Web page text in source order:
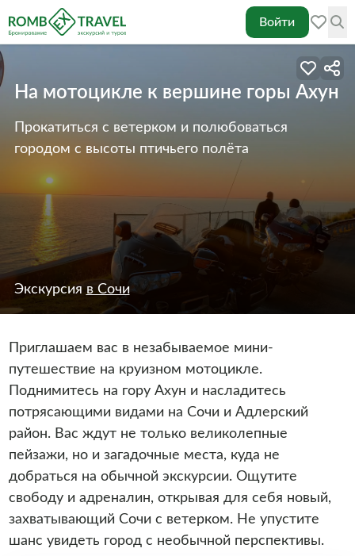
Войти
На мотоцикле к вершине горы Ахун
Прокатиться с ветерком и полюбоваться
городом с высоты птичьего полёта
Экскурсия в Сочи
Приглашаем вас в незабываемое мини-
путешествие на круизном мотоцикле.
Поднимитесь на гору Ахун и насладитесь
потрясающими видами на Сочи и Адлерский
район. Вас ждут не только великолепные
пейзажи, но и загадочные места, куда не
добраться на обычной экскурсии. Ощутите
свободу и адреналин, открывая для себя новый,
захватывающий Сочи с ветерком. Не упустите
шанс увидеть город с необычной перспективы.